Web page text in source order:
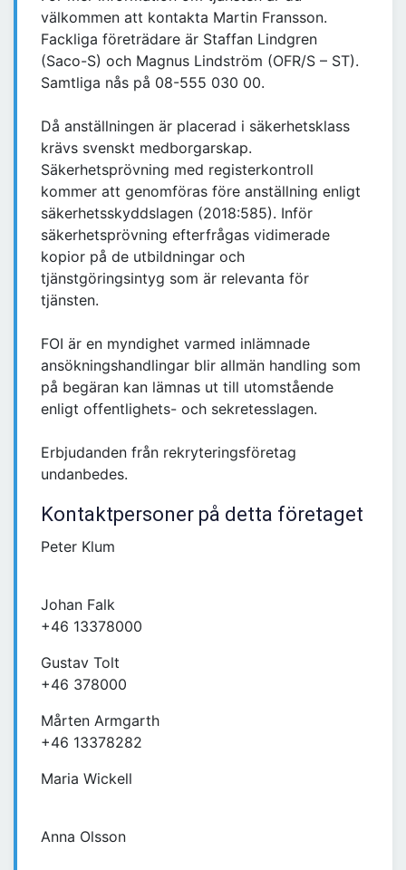
välkommen att kontakta Martin Fransson.
Fackliga företrädare är Staffan Lindgren
(Saco-S) och Magnus Lindström (OFR/S – ST).
Samtliga nås på 08-555 030 00.
Då anställningen är placerad i säkerhetsklass
krävs svenskt medborgarskap.
Säkerhetsprövning med registerkontroll
kommer att genomföras före anställning enligt
säkerhetsskyddslagen (2018:585). Inför
säkerhetsprövning efterfrågas vidimerade
kopior på de utbildningar och
tjänstgöringsintyg som är relevanta för
tjänsten.
FOI är en myndighet varmed inlämnade
ansökningshandlingar blir allmän handling som
på begäran kan lämnas ut till utomstående
enligt offentlighets- och sekretesslagen.
Erbjudanden från rekryteringsföretag
undanbedes.
Kontaktpersoner på detta företaget
Peter Klum
Johan Falk
+46 13378000
Gustav Tolt
+46 378000
Mårten Armgarth
+46 13378282
Maria Wickell
Anna Olsson